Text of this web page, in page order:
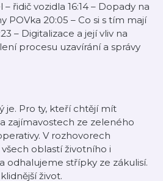
řidič vozidla 16:14 – Dopady na
POVka 20:05 – Co si s tím mají
– Digitalizace a její vliv na
procesu uzavírání a správy
je. Pro ty, kteří chtějí mít
zajímavostech ze zeleného
V rozhovorech
oblastí životního i
odhalujeme střípky ze zákulisí.
život.